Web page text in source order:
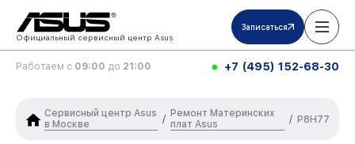
Официальный сервисный центр Asus
Записаться
Работаем с 09:00 до 21:00 +7 (495) 152-68-30
Сервисный центр Asus
в Москве
/
Ремонт Материнских
плат Asus
/ P8H77